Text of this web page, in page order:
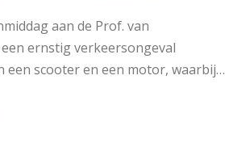
aan de Prof. van
ernstig verkeersongeval
een scooter en een motor, waarbij…